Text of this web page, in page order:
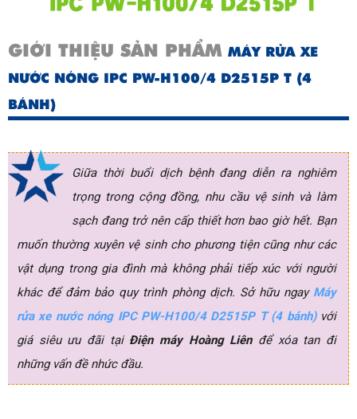
GIỚI THIỆU SẢN PHẨM MÁY RỬA XE
NƯỚC NÓNG IPC PW-H100/4 D2515P T (4
BÁNH)
Giữa thời buổi dịch bệnh đang diễn ra nghiêm
trọng trong cộng đồng, nhu cầu vệ sinh và làm
sạch đang trở nên cấp thiết hơn bao giờ hết. Bạn
muốn thường xuyên vệ sinh cho phương tiện cũng như các
vật dụng trong gia đình mà không phải tiếp xúc với người
khác để đảm bảo quy trình phòng dịch. Sở hữu ngay Máy
rửa xe nước nóng IPC PW-H100/4 D2515P T (4 bánh) với
giá siêu ưu đãi tại Điện máy Hoàng Liên để xóa tan đi
những vấn đề nhức đầu.